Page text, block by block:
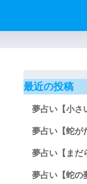
最近の投稿
夢占い【小さ
夢占い【蛇が
夢占い【まだ
夢占い【蛇の